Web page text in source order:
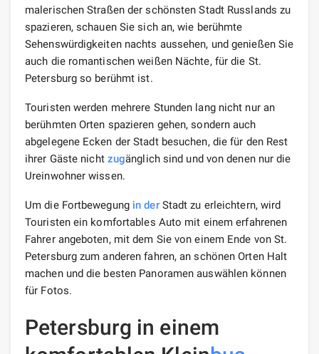
malerischen Straßen der schönsten Stadt Russlands zu
spazieren, schauen Sie sich an, wie berühmte
Sehenswürdigkeiten nachts aussehen, und genießen Sie
auch die romantischen weißen Nächte, für die St.
Petersburg so berühmt ist.
Touristen werden mehrere Stunden lang nicht nur an
berühmten Orten spazieren gehen, sondern auch
abgelegene Ecken der Stadt besuchen, die für den Rest
ihrer Gäste nicht zugänglich sind und von denen nur die
Ureinwohner wissen.
Um die Fortbewegung in derStadt zu erleichtern, wird
Touristen ein komfortables Auto mit einem erfahrenen
Fahrer angeboten, mit dem Sie von einem Ende von St.
Petersburg zum anderen fahren, an schönen Orten Halt
machen und die besten Panoramen auswählen können
für Fotos.
Petersburg in einem